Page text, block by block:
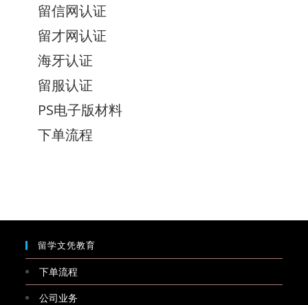
留信网认证
留才网认证
海牙认证
留服认证
PS电子版材料
下单流程
留学文凭教育
下单流程
公司业务